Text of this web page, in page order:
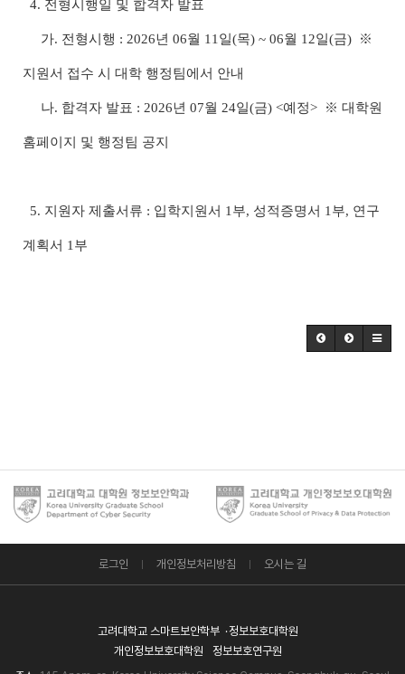
4. 전형시행일 및 합격자 발표
가. 전형시행 : 2026년 06월 11일(목) ~ 06월 12일(금) ※
지원서 접수 시 대학 행정팀에서 안내
나. 합격자 발표 : 2026년 07월 24일(금) <예정> ※ 대학원
홈페이지 및 행정팀 공지
5. 지원자 제출서류 : 입학지원서 1부, 성적증명서 1부, 연구
계획서 1부
로그인 개인정보처리방침 오시는 길
고려대학교 스마트보안학부
정보보호대학원
개인정보보호대학원
정보보호연구원